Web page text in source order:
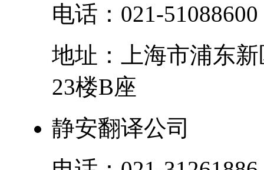
电话： 021-51088600
地址：
上海市浦东新
23楼B座
静安翻译公司